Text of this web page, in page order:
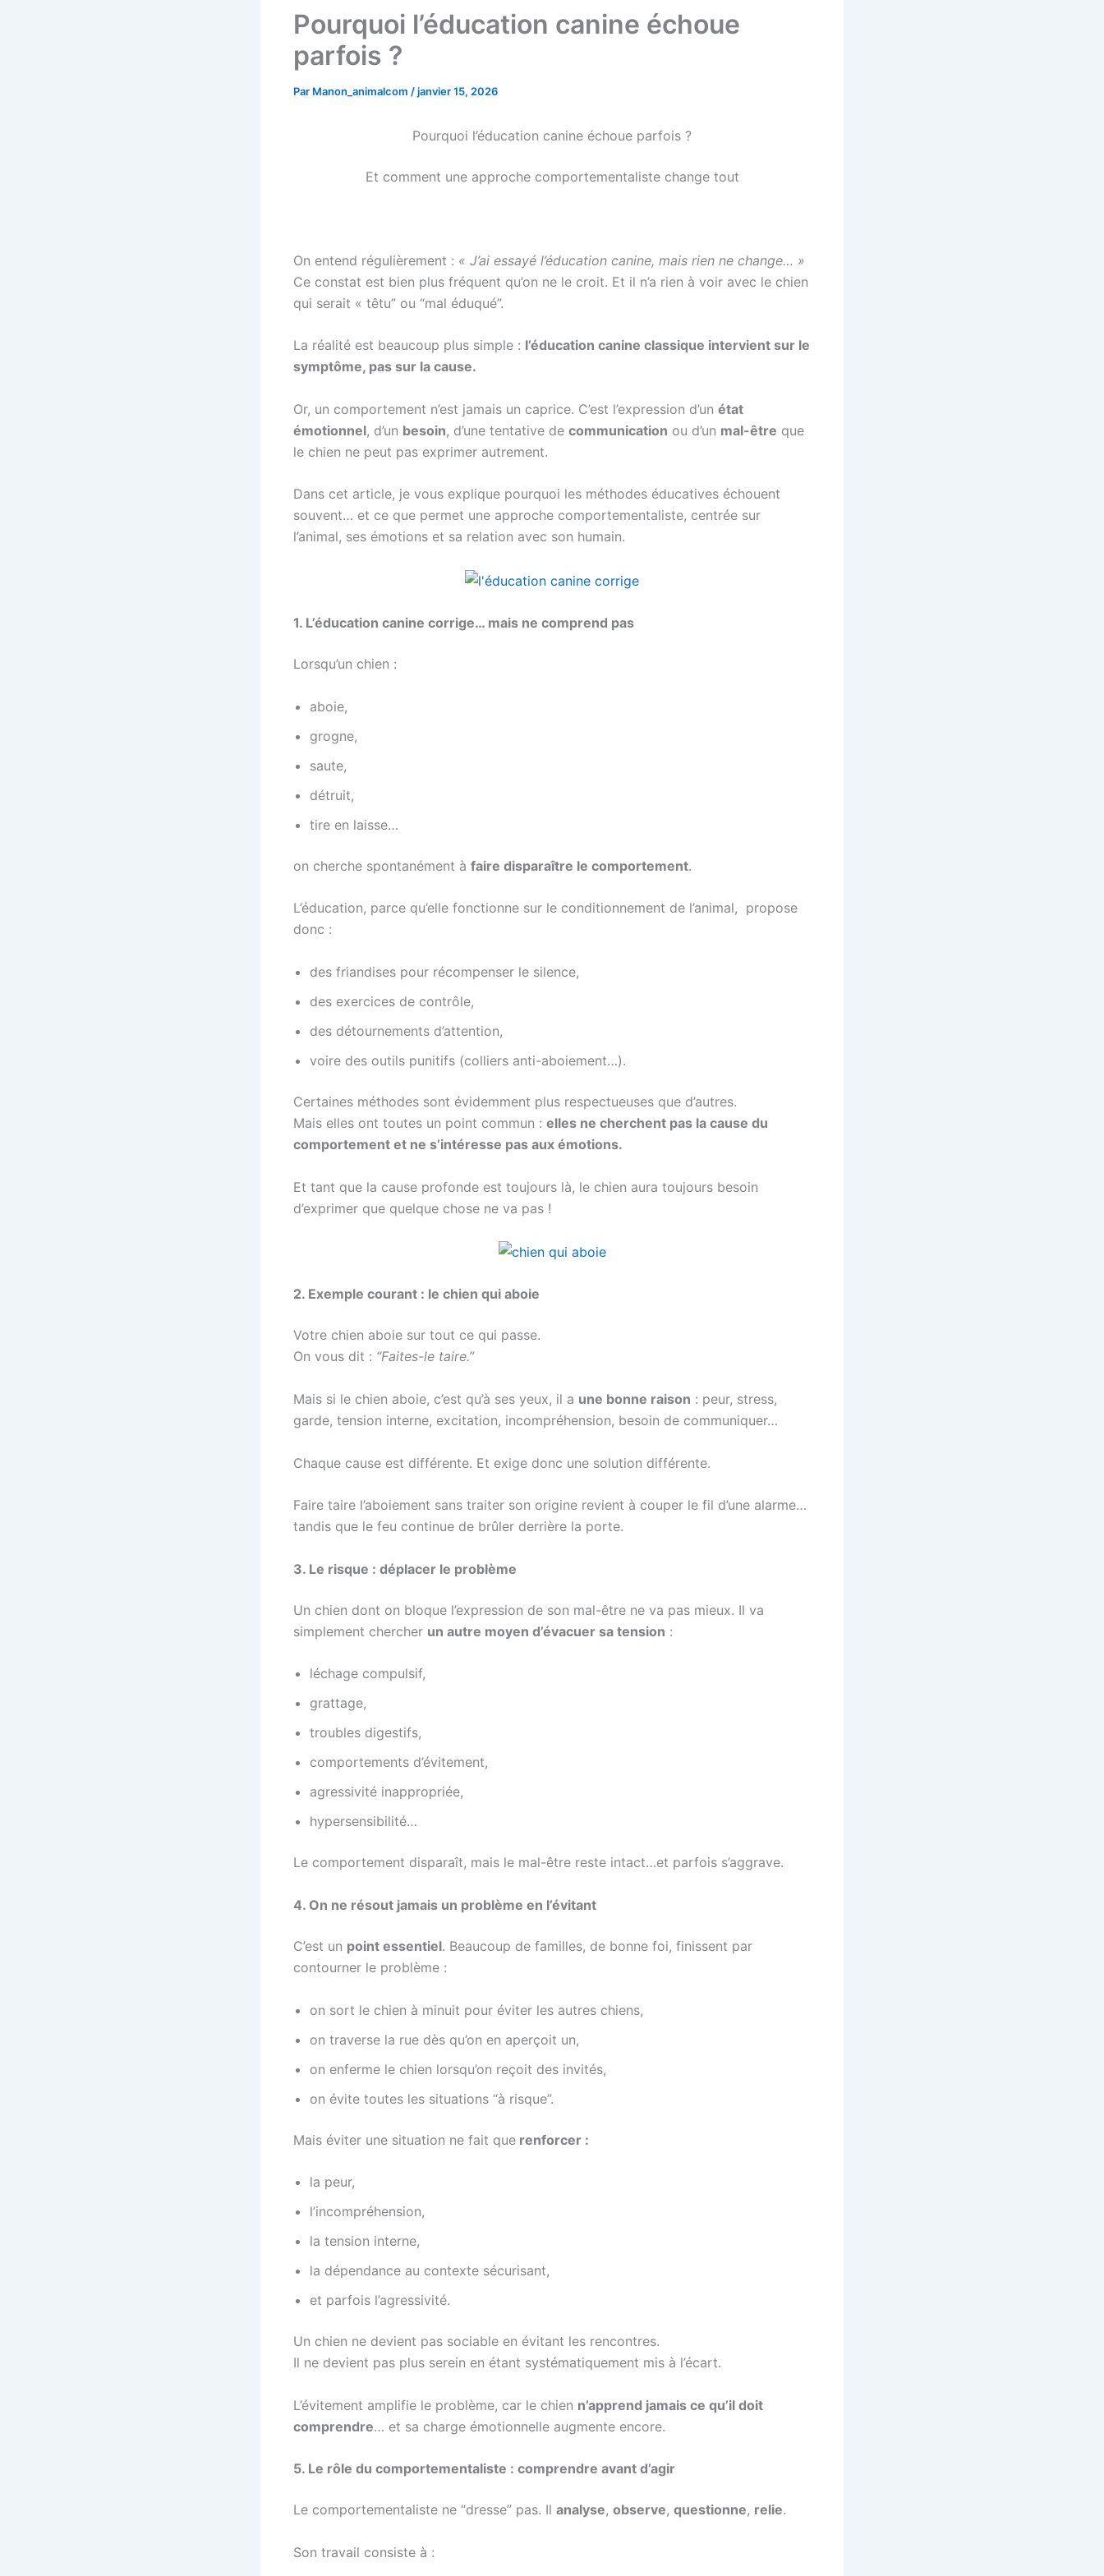
Pourquoi l’éducation canine échoue
parfois ?
Par Manon_animalcom /janvier 15, 2026
Pourquoi l’éducation canine échoue parfois ?
Et comment une approche comportementaliste change tout
On entend régulièrement : « J’ai essayé l’éducation canine, mais rien ne change… »
Ce constat est bien plus fréquent qu’on ne le croit. Et il n’a rien à voir avec le chien
qui serait « têtu” ou “mal éduqué”.
La réalité est beaucoup plus simple : l’éducation canine classique intervient sur le
symptôme, pas sur la cause.
Or, un comportement n’est jamais un caprice. C’est l’expression d’un état
émotionnel, d’un besoin, d’une tentative de communication ou d’un mal-être que
le chien ne peut pas exprimer autrement.
Dans cet article, je vous explique pourquoi les méthodes éducatives échouent
souvent… et ce que permet une approche comportementaliste, centrée sur
l’animal, ses émotions et sa relation avec son humain.
1. L’éducation canine corrige… mais ne comprend pas
Lorsqu’un chien :
aboie,
grogne,
saute,
détruit,
tire en laisse…
on cherche spontanément à faire disparaître le comportement.
L’éducation, parce qu’elle fonctionne sur le conditionnement de l’animal, propose
donc :
des friandises pour récompenser le silence,
des exercices de contrôle,
des détournements d’attention,
voire des outils punitifs (colliers anti-aboiement…).
Certaines méthodes sont évidemment plus respectueuses que d’autres.
Mais elles ont toutes un point commun : elles ne cherchent pas la cause du
comportement et ne s’intéresse pas aux émotions.
Et tant que la cause profonde est toujours là, le chien aura toujours besoin
d’exprimer que quelque chose ne va pas !
2. Exemple courant : le chien qui aboie
Votre chien aboie sur tout ce qui passe.
On vous dit : “Faites-le taire.”
Mais si le chien aboie, c’est qu’à ses yeux, il a une bonne raison : peur, stress,
garde, tension interne, excitation, incompréhension, besoin de communiquer…
Chaque cause est différente. Et exige donc une solution différente.
Faire taire l’aboiement sans traiter son origine revient à couper le fil d’une alarme…
tandis que le feu continue de brûler derrière la porte.
3. Le risque : déplacer le problème
Un chien dont on bloque l’expression de son mal-être ne va pas mieux. Il va
simplement chercher un autre moyen d’évacuer sa tension :
léchage compulsif,
grattage,
troubles digestifs,
comportements d’évitement,
agressivité inappropriée,
hypersensibilité…
Le comportement disparaît, mais le mal-être reste intact…et parfois s’aggrave.
4. On ne résout jamais un problème en l’évitant
C’est un point essentiel. Beaucoup de familles, de bonne foi, finissent par
contourner le problème :
on sort le chien à minuit pour éviter les autres chiens,
on traverse la rue dès qu’on en aperçoit un,
on enferme le chien lorsqu’on reçoit des invités,
on évite toutes les situations “à risque”.
Mais éviter une situation ne fait que renforcer :
la peur,
l’incompréhension,
la tension interne,
la dépendance au contexte sécurisant,
et parfois l’agressivité.
Un chien ne devient pas sociable en évitant les rencontres.
Il ne devient pas plus serein en étant systématiquement mis à l’écart.
L’évitement amplifie le problème, car le chien n’apprend jamais ce qu’il doit
comprendre… et sa charge émotionnelle augmente encore.
5. Le rôle du comportementaliste : comprendre avant d’agir
Le comportementaliste ne “dresse” pas. Il analyse, observe, questionne, relie.
Son travail consiste à :